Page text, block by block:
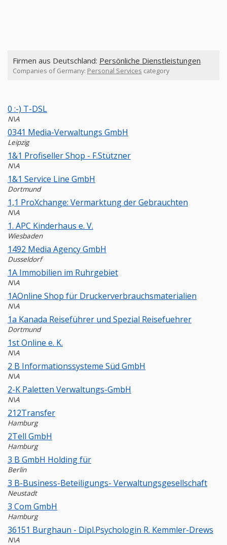
Firmen aus Deutschland: Persönliche Dienstleistungen
Companies of Germany: Personal Services category
0 :-) T-DSL
N\A
0341 Media-Verwaltungs GmbH
Leipzig
1&1 Profiseller Shop - F.Stützner
N\A
1&1 Service Line GmbH
Dortmund
1,1 ProXchange: Vermarktung der Gebrauchten
N\A
1. APC Kinderhaus e. V.
Wiesbaden
1492 Media Agency GmbH
Dusseldorf
1A Immobilien im Ruhrgebiet
N\A
1AOnline Shop für Druckerverbrauchsmaterialien
N\A
1a Kanada Reiseführer und Spezial Reisefuehrer
Dortmund
1st Online e. K.
N\A
2 B Informationssysteme Süd GmbH
N\A
2-K Paletten Verwaltungs-GmbH
N\A
212Transfer
Hamburg
2Tell GmbH
Hamburg
3 B GmbH Holding für
Berlin
3 B-Business-Beteiligungs- Verwaltungsgesellschaft
Neustadt
3 Com GmbH
Hamburg
36151 Burghaun - Dipl.Psychologin R. Kemmler-Drews
N\A